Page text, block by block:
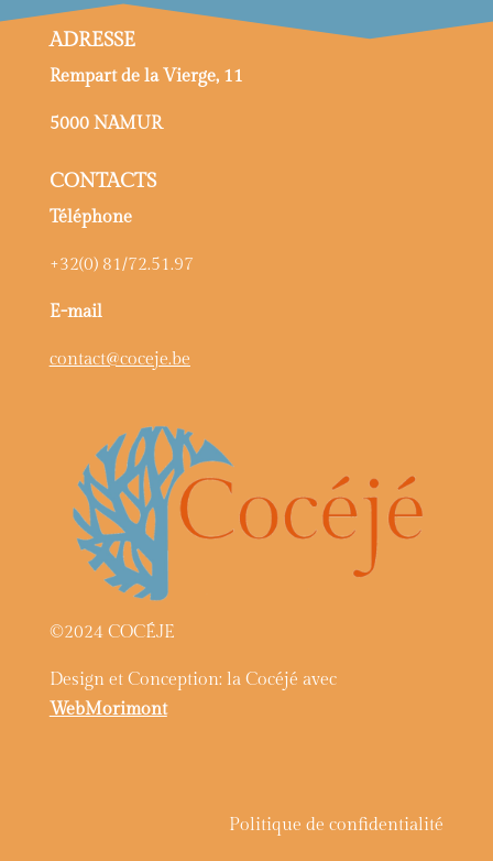
ADRESSE
Rempart de la Vierge, 11
5000 NAMUR
CONTACTS
Téléphone
+32(0) 81/72.51.97
E-mail
contact@coceje.be
©2024 COCÉJE
Design et Conception: la Cocéjé avec
WebMorimont
Politique de confidentialité